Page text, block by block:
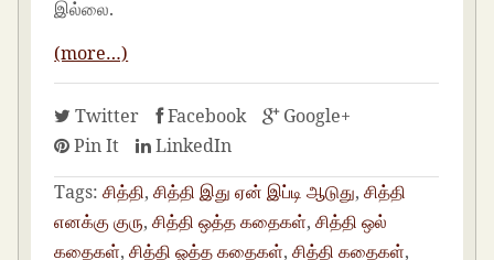
இல்லை.
(more…)
Twitter Facebook
Google+
Pin It
LinkedIn
Tags: சித்தி,சித்தி இது ஏன் இப்டி ஆடுது,சித்தி
எனக்கு குரு,சித்தி ஒத்த கதைகள்,சித்தி ஒல்
கதைகள்,சித்தி ஓத்த கதைகள்,சித்தி கதைகள்,